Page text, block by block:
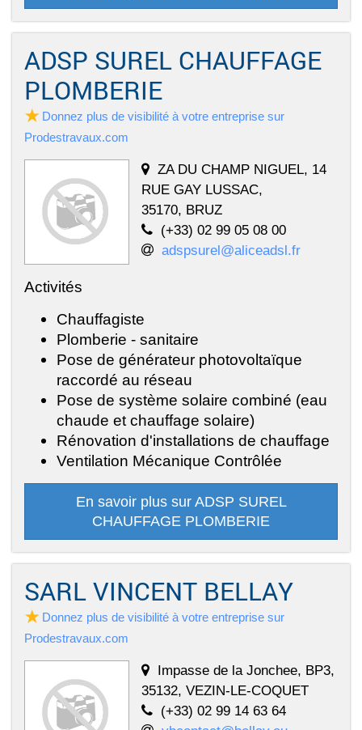
ADSP SUREL CHAUFFAGE
PLOMBERIE
Donnez plus de visibilité à votre entreprise sur
Prodestravaux.com
ZA DU CHAMP NIGUEL, 14
RUE GAY LUSSAC,
35170, BRUZ
(+33) 02 99 05 08 00
adspsurel@aliceadsl.fr
Activités
Chauffagiste
Plomberie - sanitaire
Pose de générateur photovoltaïque
raccordé au réseau
Pose de système solaire combiné (eau
chaude et chauffage solaire)
Rénovation d'installations de chauffage
Ventilation Mécanique Contrôlée
En savoir plus sur ADSP SUREL
CHAUFFAGE PLOMBERIE
SARL VINCENT BELLAY
Donnez plus de visibilité à votre entreprise sur
Prodestravaux.com
Impasse de la Jonchee, BP3,
35132, VEZIN-LE-COQUET
(+33) 02 99 14 63 64